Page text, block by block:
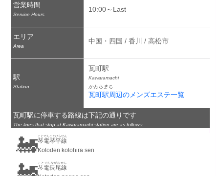
営業時間
Service Hours
10:00～Last
エリア
Area
中国・四国 / 香川 / 高松市
駅
Station
瓦町駅
Kawaramachi
かわらまち
瓦町駅周辺のメンズエステ一覧
瓦町駅に停車する路線は下記の通りです
The lines that stop at Kawaramachi station are as follows:
🚂琴電琴平線
ことでんことひらせん
Kotoden kotohira sen
琴電長尾線
ことでんながおせん